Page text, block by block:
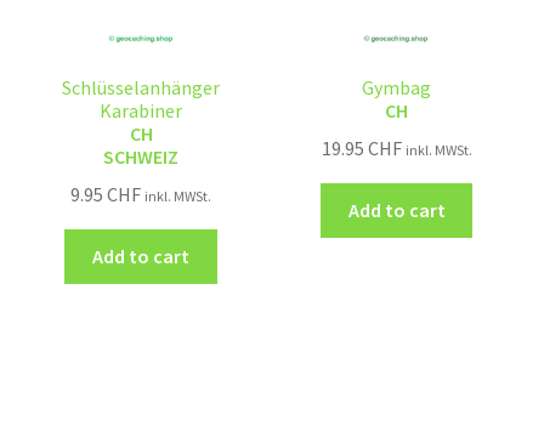
Schlüsselanhänger
Karabiner
CH
SCHWEIZ
9.95CHF inkl. MWSt.
Add to cart
Gymbag
CH
19.95 CHF inkl. MWSt.
Add to cart